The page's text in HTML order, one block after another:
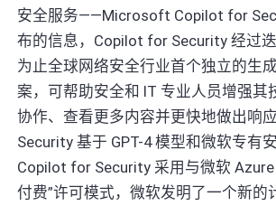
安全服务——Microsoft Copilot for
布的信息，Copilot for Security 经过
为止全球网络安全行业首个独立的生
案，可帮助安全和 IT 专业人员增强其
协作、查看更多内容并更快地做出响
Security 基于 GPT-4 模型和微软专有
Copilot for Security 采用与微软 Azure
付费”许可模式，微软发明了一个新的